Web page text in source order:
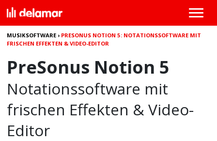
MUSIKSOFTWARE › PRESONUS NOTION 5: NOTATIONSSOFTWARE MIT
FRISCHEN EFFEKTEN & VIDEO-EDITOR
PreSonus Notion 5
Notationssoftware mit
frischen Effekten & Video-
Editor